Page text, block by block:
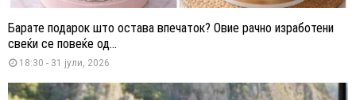
Барате подарок што остава впечаток? Овие рачно изработени
свеќи се повеќе од...
18:30 - 31 јули, 2026